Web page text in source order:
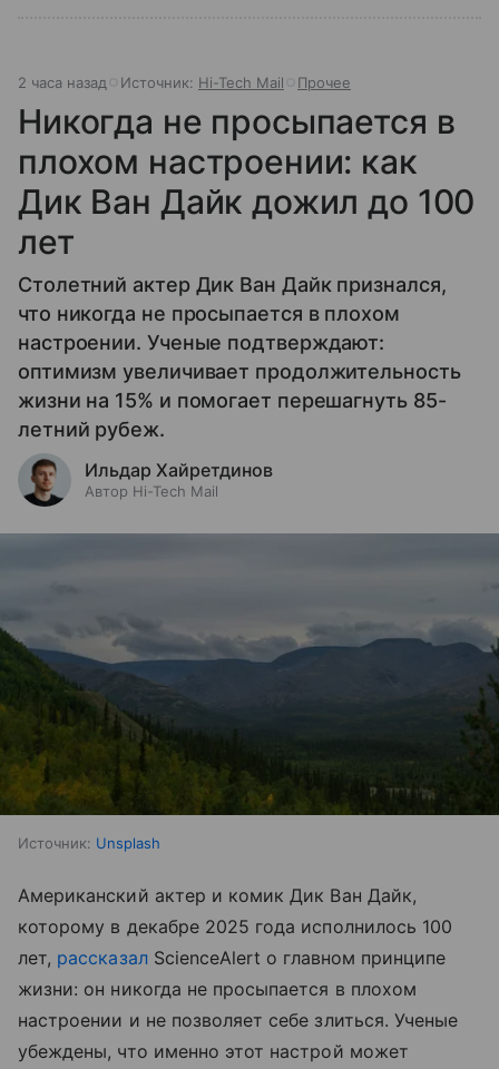
2 часа назад Источник: Hi-Tech Mail Прочее
Никогда не просыпается в
плохом настроении: как
Дик Ван Дайк дожил до 100
лет
Столетний актер Дик Ван Дайк признался,
что никогда не просыпается в плохом
настроении. Ученые подтверждают:
оптимизм увеличивает продолжительность
жизни на 15% и помогает перешагнуть 85-
летний рубеж.
Ильдар Хайретдинов
Автор Hi-Tech Mail
Источник: Unsplash
Американский актер и комик Дик Ван Дайк,
которому в декабре 2025 года исполнилось 100
лет, рассказалScienceAlert о главном принципе
жизни: он никогда не просыпается в плохом
настроении и не позволяет себе злиться. Ученые
убеждены, что именно этот настрой может